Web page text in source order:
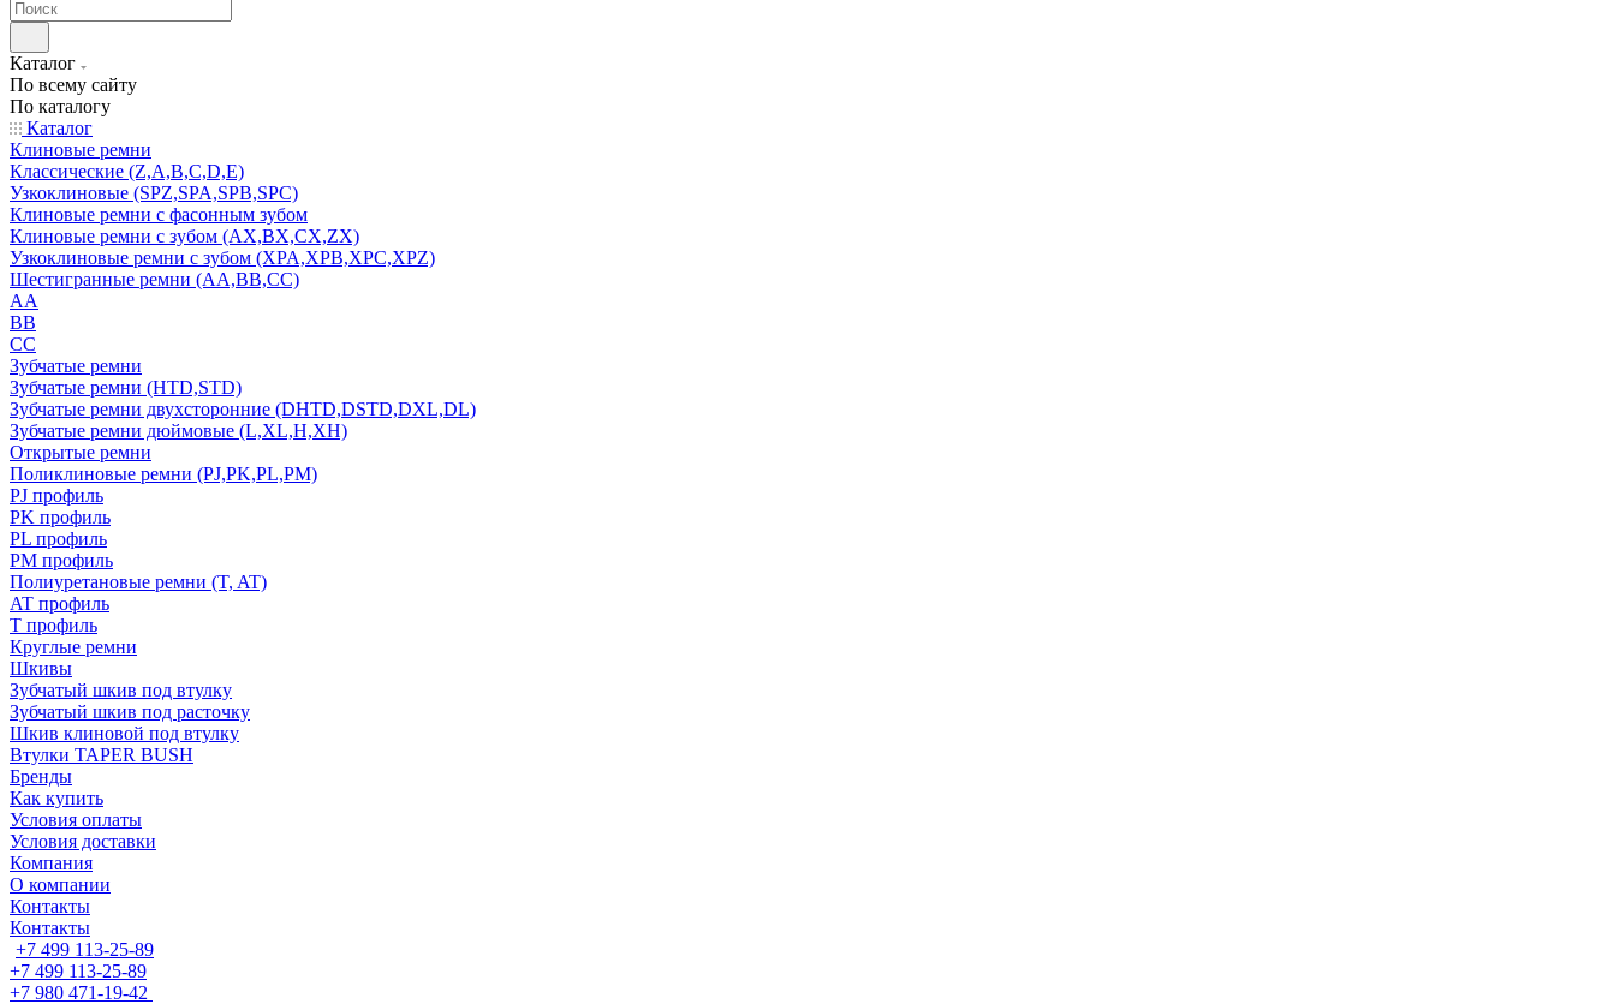
Каталог
По всему сайту
По каталогу
Каталог
Клиновые ремни
Классические (Z,A,B,C,D,E)
Узкоклиновые (SPZ,SPA,SPB,SPC)
Клиновые ремни с фасонным зубом
Клиновые ремни с зубом (AX,BX,CX,ZX)
Узкоклиновые ремни с зубом (XPA,XPB,XPC,XPZ)
Шестигранные ремни (AA,BB,CC)
AA
BB
CC
Зубчатые ремни
Зубчатые ремни (HTD,STD)
Зубчатые ремни двухсторонние (DHTD,DSTD,DXL,DL)
Зубчатые ремни дюймовые (L,XL,H,XH)
Открытые ремни
Поликлиновые ремни (PJ,PK,PL,PM)
PJ профиль
PK профиль
PL профиль
PM профиль
Полиуретановые ремни (T, AT)
AT профиль
T профиль
Круглые ремни
Шкивы
Зубчатый шкив под втулку
Зубчатый шкив под расточку
Шкив клиновой под втулку
Втулки TAPER BUSH
Бренды
Как купить
Условия оплаты
Условия доставки
Компания
О компании
Контакты
Контакты
+7 499 113-25-89
+7 499 113-25-89
+7 980 471-19-42